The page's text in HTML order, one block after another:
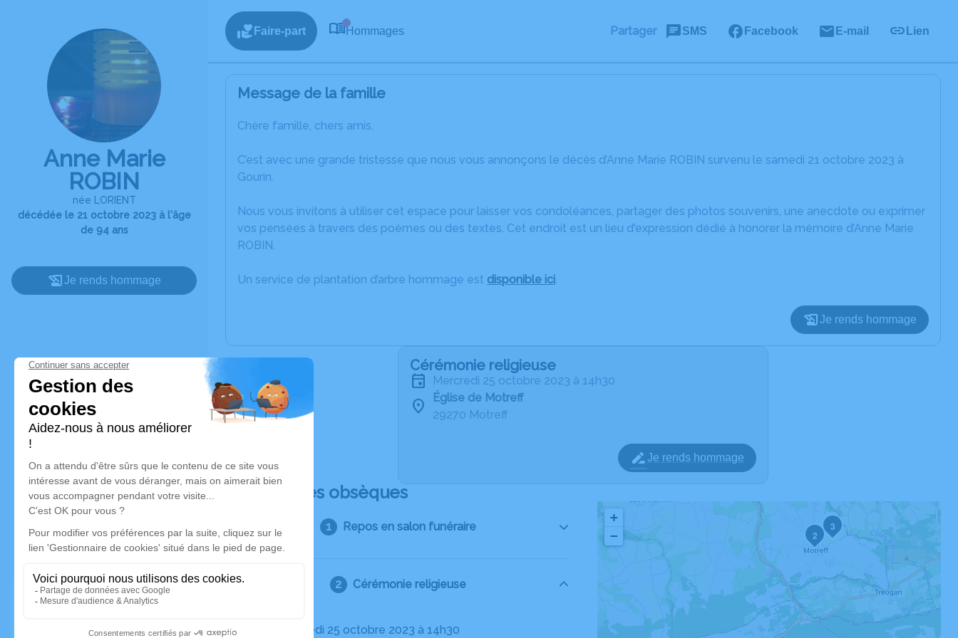
Anne Marie
ROBIN
née LORIENT
décédée le 21 octobre 2023 à l'âge
de 94 ans
Je rends hommage
Faire-part Hommages Partager SMS Facebook E-mail Lien
Message de la famille
Chère famille, chers amis,
C’est avec une grande tristesse que nous vous annonçons le décès d’Anne Marie ROBIN survenu le samedi 21 octobre 2023 à
Gourin.
Nous vous invitons à utiliser cet espace pour laisser vos condoléances, partager des photos souvenirs, une anecdote ou exprimer
vos pensées à travers des poèmes ou des textes. Cet endroit est un lieu d'expression dédié à honorer la mémoire d’Anne Marie
ROBIN.
Un service de plantation d’arbre hommage est disponible ici.
Je rends hommage
Cérémonie religieuse
mercredi 25 octobre 2023 à 14h30
Église de Motreff
29270 Motreff
Je rends hommage
Déroulé des obsèques
Repos en salon funéraire
Cérémonie religieuse
Le mercredi 25 octobre 2023 à 14h30
2
3
+
−